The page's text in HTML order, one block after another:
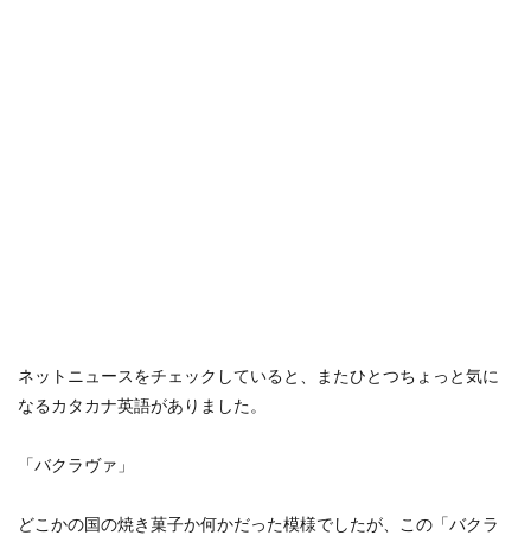
ネットニュースをチェックしていると、またひとつちょっと気に
なるカタカナ英語がありました。
「バクラヴァ」
どこかの国の焼き菓子か何かだった模様でしたが、この「バクラ